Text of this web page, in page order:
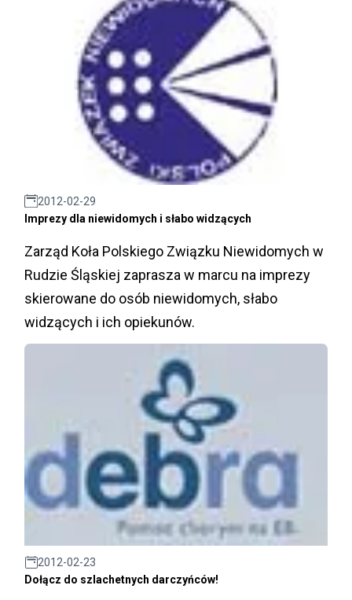
2012-02-29
Imprezy dla niewidomych i słabo widzących
Zarząd Koła Polskiego Związku Niewidomych w
Rudzie Śląskiej zaprasza w marcu na imprezy
skierowane do osób niewidomych, słabo
widzących i ich opiekunów.
2012-02-23
Dołącz do szlachetnych darczyńców!